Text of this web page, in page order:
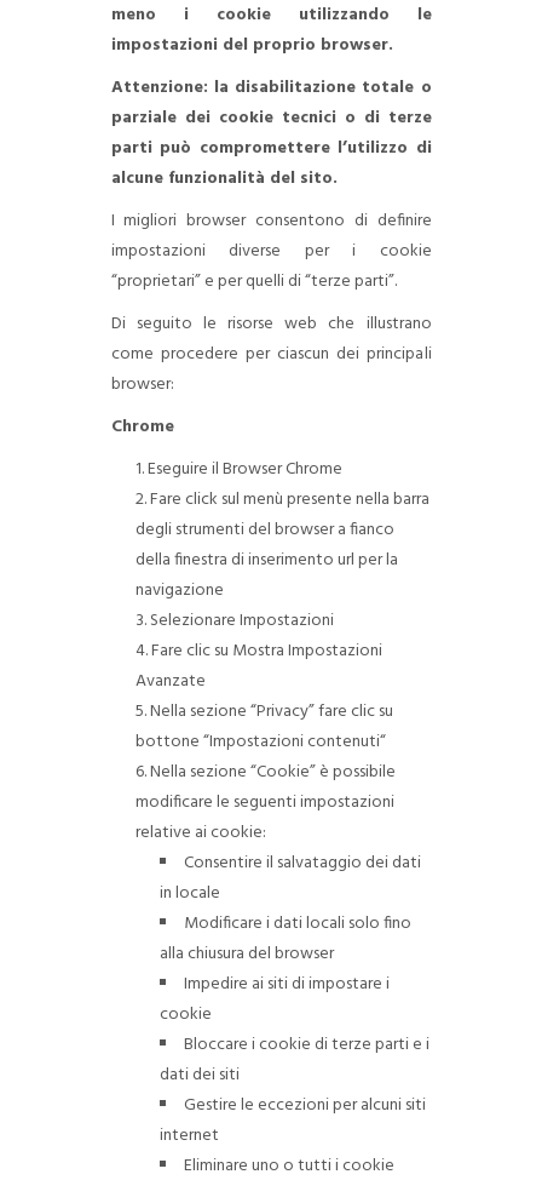
meno i cookie utilizzando le
impostazioni del proprio browser.
Attenzione: la disabilitazione totale o
parziale dei cookie tecnici o di terze
parti può compromettere l’utilizzo di
alcune funzionalità del sito.
I migliori browser consentono di definire
impostazioni diverse per i cookie
“proprietari” e per quelli di “terze parti”.
Di seguito le risorse web che illustrano
come procedere per ciascun dei principali
browser:
Chrome
Eseguire il Browser Chrome
Fare click sul menù presente nella barra
degli strumenti del browser a fianco
della finestra di inserimento url per la
navigazione
Selezionare Impostazioni
Fare clic su Mostra Impostazioni
Avanzate
Nella sezione “Privacy” fare clic su
bottone “Impostazioni contenuti“
Nella sezione “Cookie” è possibile
modificare le seguenti impostazioni
relative ai cookie:
Consentire il salvataggio dei dati
in locale
Modificare i dati locali solo fino
alla chiusura del browser
Impedire ai siti di impostare i
cookie
Bloccare i cookie di terze parti e i
dati dei siti
Gestire le eccezioni per alcuni siti
internet
Eliminare uno o tutti i cookie